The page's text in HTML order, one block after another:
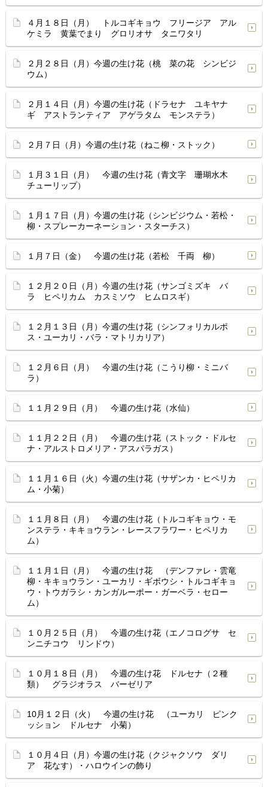
４月１８日（月） トルコギキョウ フリージア アル
ケミラ 黄葉でまり グロリオサ タニワタリ
２月２８日（月）今週の生け花（桃 菜の花 シンビジ
ウム）
２月１４日（月）今週の生け花（ドラセナ ユキヤナ
ギ アストランティア アゲラタム モンステラ）
２月７日（月）今週の生け花（ねこ柳・ストック）
１月３１日（月） 今週の生け花（青文字 珊瑚水木
チューリップ）
１月１７日（月）今週の生け花（シンビジウム・若松・
柳・スプレーカーネーション・スターチス）
１月７日（金） 今週の生け花（若松 千両 柳）
１２月２０日（月）今週の生け花（サンゴミズキ バ
ラ ヒペリカム カスミソウ ヒムロスギ）
１２月１３日（月）今週の生け花（シンフォリカルポ
ス・ユーカリ・バラ・マトリカリア）
１２月６日（月） 今週の生け花（こうり柳・ミニバ
ラ）
１１月２９日（月） 今週の生け花（水仙）
１１月２２日（月） 今週の生け花（ストック・ドルセ
ナ・アルストロメリア・アスパラガス）
１１月１６日（火）今週の生け花（サザンカ・ヒペリカ
ム・小菊）
１１月８日（月） 今週の生け花（トルコギキョウ・モ
ンステラ・キキョウラン・レースフラワー・ヒペリカ
ム）
１１月１日（月） 今週の生け花 （デンファレ・雲竜
柳・キキョウラン・ユーカリ・ギボウシ・トルコギキョ
ウ・トウガラシ・カンガルーポー・ガーベラ・セロー
ム）
１０月２５日（月） 今週の生け花（エノコログサ セ
ンニチコウ リンドウ）
１０月１８日（月） 今週の生け花 ドルセナ（２種
類） グラジオラス バーゼリア
10月１２日（火） 今週の生け花 （ユーカリ ピンク
ッション ドルセナ 小菊）
１０月４日（月）今週の生け花（クジャクソウ ダリ
ア 花なす）・ハロウインの飾り